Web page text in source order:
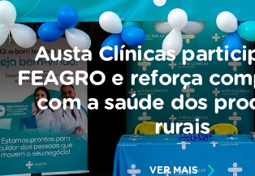
Austa Clínicas
FEAGRO e reforça
com a saúde dos
rurais
VER MAIS